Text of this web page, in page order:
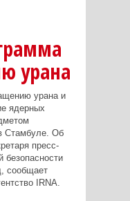
урана
урана и
ядерных
Стамбуле. Об
пресс-
безопасности
сообщает
IRNA.